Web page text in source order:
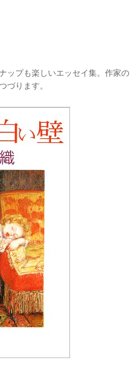
ップも楽しいエッセイ集。作家の
づります。